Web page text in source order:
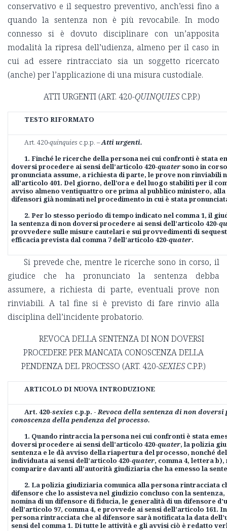
conservativo e il sequestro preventivo, anch’essi fino a
quando la sentenza non è più revocabile. In modo
connesso si è dovuto disciplinare con un’apposita
modalità la ripresa dell’udienza, almeno per il caso in
cui ad essere rintracciato sia un soggetto ricercato
(anche) per l’applicazione di una misura custodiale.
ATTI URGENTI (ART. 420-QUINQUIESC.P.P.)
TESTO RIFORMATO
Art. 420-quinquies c.p.p. –Atti urgenti.
1. Finché le ricerche della persona nei cui confronti è stata
doversi procedere ai sensi dell’articolo 420-quater sono in
pronunciata assume, a richiesta di parte, le prove non rinviabili
all’articolo 401. Del giorno, dell’ora e del luogo stabiliti per il
avviso almeno ventiquattro ore prima al pubblico ministero,
difensori già nominati nel procedimento in cui è stata
2. Per lo stesso periodo di tempo indicato nel comma 1, il
la sentenza di non doversi procedere ai sensi dell’articolo 420-
provvedere sulle misure cautelari e sui provvedimenti di
efficacia prevista dal comma 7 dell’articolo 420-quater.
Si prevede che, mentre le ricerche sono in corso, il
giudice che ha pronunciato la sentenza debba
assumere, a richiesta di parte, eventuali prove non
rinviabili. A tal fine si è previsto di fare rinvio alla
disciplina dell’incidente probatorio.
REVOCA DELLA SENTENZA DI NON DOVERSI
PROCEDERE PER MANCATA CONOSCENZA DELLA
PENDENZA DEL PROCESSO (ART. 420-SEXIESC.P.P.)
ARTICOLO DI NUOVA INTRODUZIONE
Art. 420-sexiesc.p.p. -Revoca della sentenza di non doversi
conoscenza della pendenza del processo.
1. Quando rintraccia la persona nei cui confronti è stata
doversi procedere ai sensi dell’articolo 420-quater, la polizia
sentenza e le dà avviso della riapertura del processo, nonché
individuata ai sensi dell’articolo 420-quater, comma 4, lettera
comparire davanti all’autorità giudiziaria che ha emesso la
2. La polizia giudiziaria comunica alla persona rintracciata
difensore che lo assisteva nel giudizio concluso con la
nomina di un difensore di fiducia, le generalità di un difensore
dell’articolo 97, comma 4, e provvede ai sensi dell’articolo 161.
persona rintracciata che al difensore sarà notificata la data
sensi del comma 1. Di tutte le attività e gli avvisi ciò è redatto